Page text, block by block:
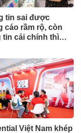
tin sai được
cáo rầm rộ, còn
tin cải chính thì
Việt Nam khép